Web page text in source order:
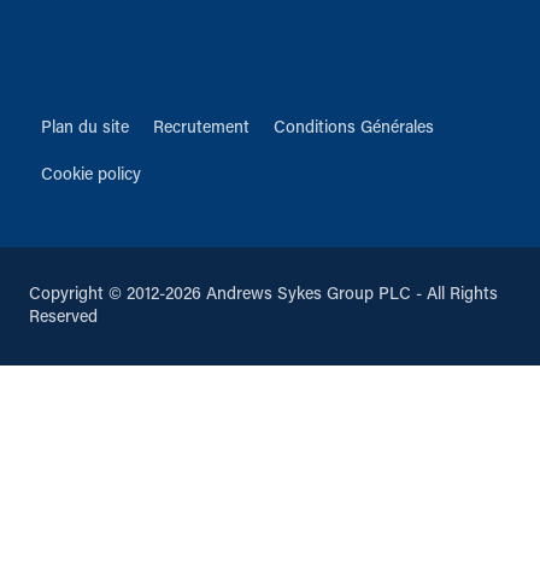
Plan du site Recrutement Conditions Générales
Cookie policy
Copyright © 2012-2026 Andrews Sykes Group PLC - All Rights
Reserved